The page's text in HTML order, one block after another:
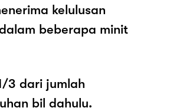
kelulusan
beberapa minit
3 dari jumlah
bil dahulu.